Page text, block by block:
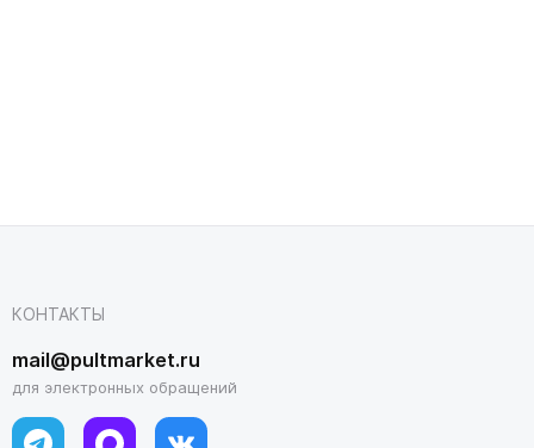
КОНТАКТЫ
mail@pultmarket.ru
для электронных обращений